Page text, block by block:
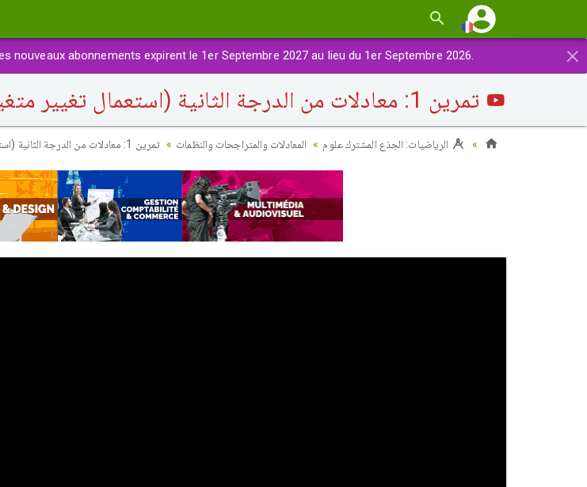
×
nouveaux abonnements expirent le 1er Septembre 2027 au lieu du 1er Septembre 2026.
تمرين 1: معادلات من الدرجة الثانية (استعمال تغيير متغير)
الرياضيات: الجذع المشترك علوم المعادلات والمتراجحات والنظمات تمرين 1: معادلات من الدرجة الثانية (استعمال تغيير متغير)